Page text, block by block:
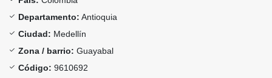
Departamento: Antioquia
Ciudad: Medellín
Zona / barrio: Guayabal
Código: 9610692